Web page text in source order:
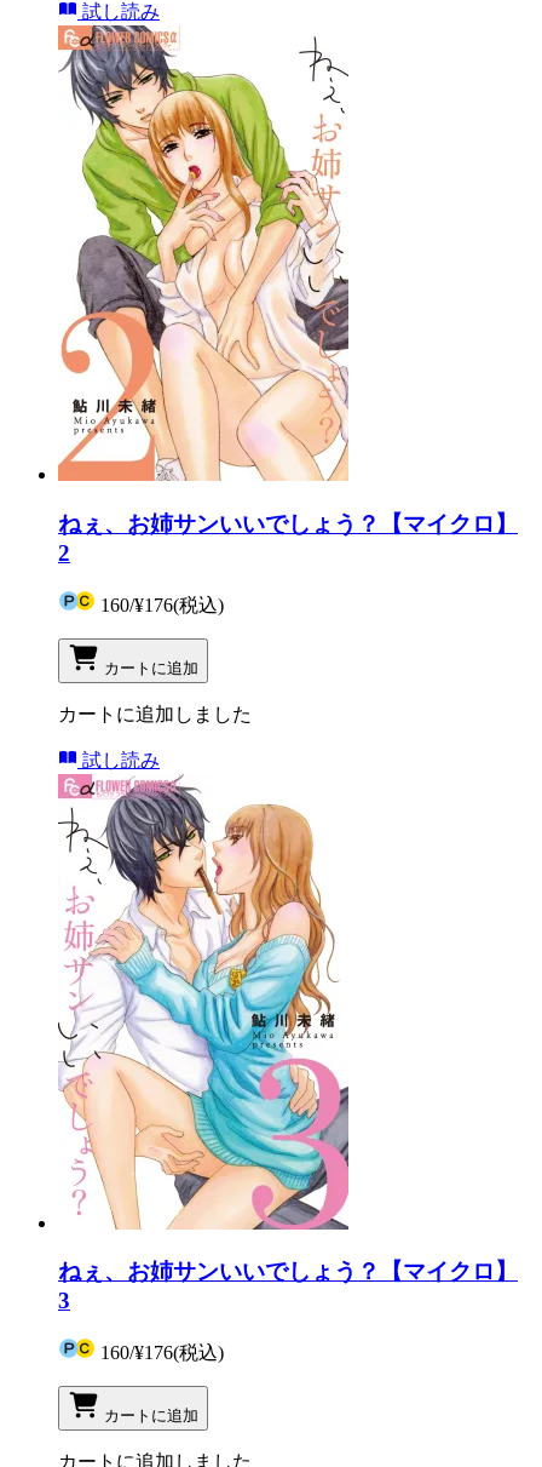
試し読み
ねぇ、お姉サンいいでしょう？【マイクロ】
2
160/¥176(税込)
カートに追加
カートに追加しました
試し読み
ねぇ、お姉サンいいでしょう？【マイクロ】
3
160/¥176(税込)
カートに追加
カートに追加しました